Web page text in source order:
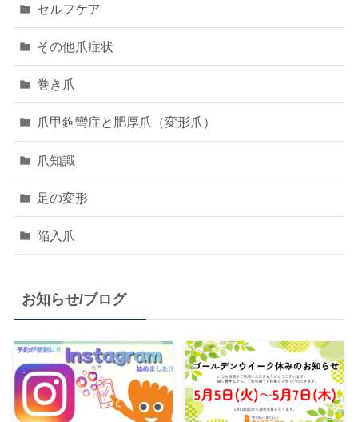
セルフケア
その他爪症状
巻き爪
爪甲鉤彎症と肥厚爪（変形爪）
爪知識
足の変形
陥入爪
お知らせ/ブログ